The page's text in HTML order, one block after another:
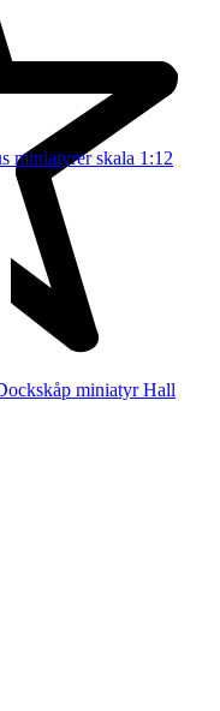
miniatyrer skala 1:12
miniatyr Hall